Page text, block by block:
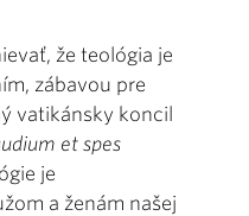
že teológia je
zábavou pre
vatikánsky koncil
et spes
je
a ženám našej